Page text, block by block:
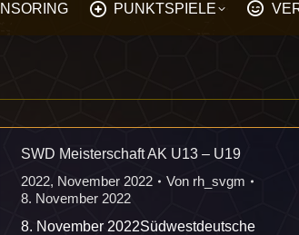
PUNKTSPIELE
SWD Meisterschaft AK U13 – U19
2022, November 2022 Von rh_svgm
8. November 2022
8. November 2022Südwestdeutsche